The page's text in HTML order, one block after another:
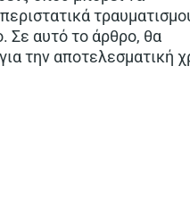
Σε αυτό το άρθρο, θα
την αποτελεσματική